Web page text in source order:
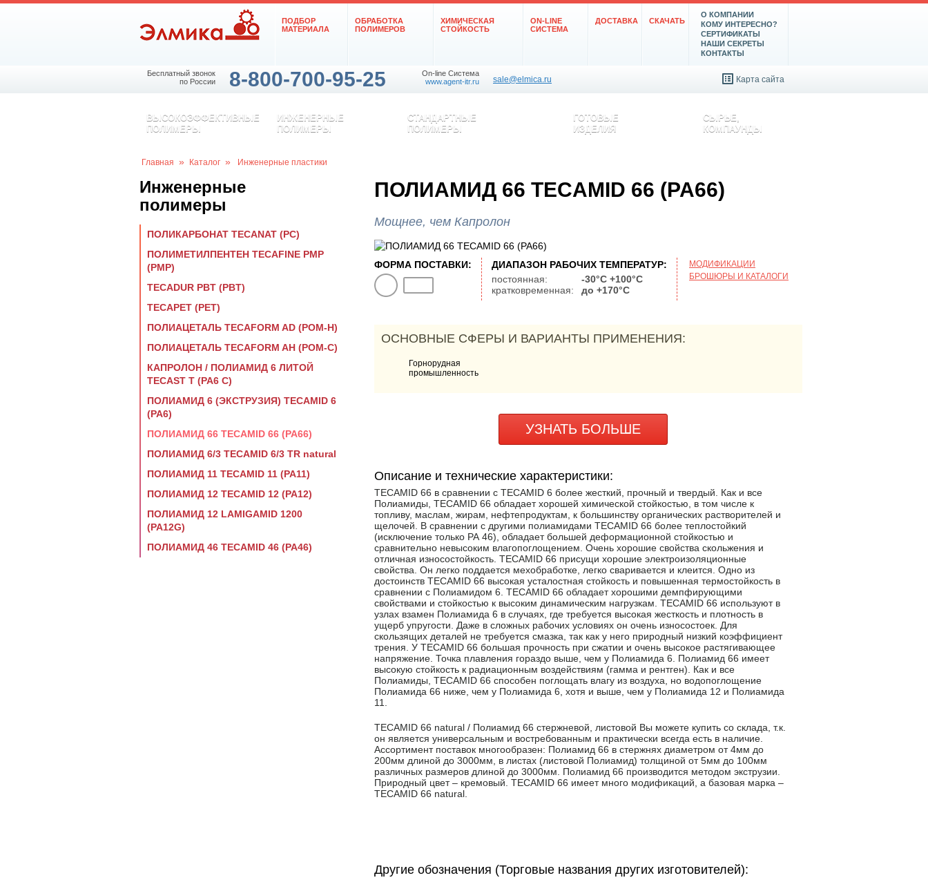
ПОДБОР
МАТЕРИАЛА
ОБРАБОТКА
ПОЛИМЕРОВ
ХИМИЧЕСКАЯ
СТОЙКОСТЬ
ON-LINE
СИСТЕМА
ДОСТАВКА СКАЧАТЬ
О КОМПАНИИ
КОМУ ИНТЕРЕСНО?
СЕРТИФИКАТЫ
НАШИ СЕКРЕТЫ
КОНТАКТЫ
Бесплатный звонок
по России
8-800-700-95-25
On-line Система
www.agent-itr.ru
sale@elmica.ru Карта сайта
ВЫСОКОЭФФЕКТИВНЫЕ
ПОЛИМЕРЫ
ИНЖЕНЕРНЫЕ
ПОЛИМЕРЫ
СТАНДАРТНЫЕ
ПОЛИМЕРЫ
ГОТОВЫЕ
ИЗДЕЛИЯ
СЫРЬЕ,
КОМПАУНДЫ
Главная » Каталог » Инженерные пластики
Инженерные
полимеры
ПОЛИКАРБОНАТ TECANAT (PC)
ПОЛИМЕТИЛПЕНТЕН TECAFINE PMP
(PMP)
TECADUR PBT (PBT)
TECAPET (PET)
ПОЛИАЦЕТАЛЬ TECAFORM AD (POM-H)
ПОЛИАЦЕТАЛЬ TECAFORM AH (POM-C)
КАПРОЛОН / ПОЛИАМИД 6 ЛИТОЙ
TECAST T (PA6 С)
ПОЛИАМИД 6 (ЭКСТРУЗИЯ) TECAMID 6
(PA6)
ПОЛИАМИД 66 TECAMID 66 (PA66)
ПОЛИАМИД 6/3 TECAMID 6/3 TR natural
ПОЛИАМИД 11 TECAMID 11 (PA11)
ПОЛИАМИД 12 TECAMID 12 (PA12)
ПОЛИАМИД 12 LAMIGAMID 1200
(PA12G)
ПОЛИАМИД 46 TECAMID 46 (PA46)
ПОЛИАМИД 66 TECAMID 66 (PA66)
Мощнее, чем Капролон
ФОРМА ПОСТАВКИ:
ДИАПАЗОН РАБОЧИХ ТЕМПЕРАТУР:
постоянная:
-30°C +100°C
кратковременная:
до +170°C
МОДИФИКАЦИИ
БРОШЮРЫ И КАТАЛОГИ
ОСНОВНЫЕ СФЕРЫ И ВАРИАНТЫ ПРИМЕНЕНИЯ:
Горнорудная
промышленность
УЗНАТЬ БОЛЬШЕ
Описание и технические характеристики:
TECAMID 66 в сравнении с TECAMID 6 более жесткий, прочный и твердый. Как и все
Полиамиды, TECAMID 66 обладает хорошей химической стойкостью, в том числе к
топливу, маслам, жирам, нефтепродуктам, к большинству органических растворителей и
щелочей. В сравнении с другими полиамидами TECAMID 66 более теплостойкий
(исключение только РА 46), обладает большей деформационной стойкостью и
сравнительно невысоким влагопоглощением. Очень хорошие свойства скольжения и
отличная износостойкость. TECAMID 66 присущи хорошие электроизоляционные
свойства. Он легко поддается мехобработке, легко сваривается и клеится. Одно из
достоинств TECAMID 66 высокая усталостная стойкость и повышенная термостойкость в
сравнении с Полиамидом 6. TECAMID 66 обладает хорошими демпфирующими
свойствами и стойкостью к высоким динамическим нагрузкам. TECAMID 66 используют в
узлах взамен Полиамида 6 в случаях, где требуется высокая жесткость и плотность в
ущерб упругости. Даже в сложных рабочих условиях он очень износостоек. Для
скользящих деталей не требуется смазка, так как у него природный низкий коэффициент
трения. У TECAMID 66 большая прочность при сжатии и очень высокое растягивающее
напряжение. Точка плавления гораздо выше, чем у Полиамида 6. Полиамид 66 имеет
высокую стойкость к радиационным воздействиям (гамма и рентген). Как и все
Полиамиды, TECAMID 66 способен поглощать влагу из воздуха, но водопоглощение
Полиамида 66 ниже, чем у Полиамида 6, хотя и выше, чем у Полиамида 12 и Полиамида
11.
TECAMID 66 natural / Полиамид 66 стержневой, листовой Вы можете купить со склада, т.к.
он является универсальным и востребованным и практически всегда есть в наличие.
Ассортимент поставок многообразен: Полиамид 66 в стержнях диаметром от 4мм до
200мм длиной до 3000мм, в листах (листовой Полиамид) толщиной от 5мм до 100мм
различных размеров длиной до 3000мм. Полиамид 66 производится методом экструзии.
Природный цвет – кремовый. TECAMID 66 имеет много модификаций, а базовая марка –
TECAMID 66 natural.
Другие обозначения (Торговые названия других изготовителей):